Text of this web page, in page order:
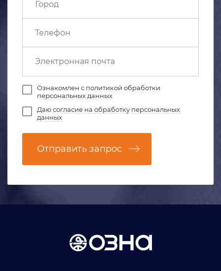
Ознакомлен с политикой обработки
персональных данных
Даюсогласие на обработку персональных
данных
Отправить запрос